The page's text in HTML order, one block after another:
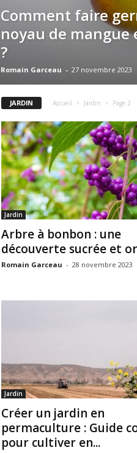
Comment faire
noyau de mangue
?
Romain Garceau - 27 novembre 2023
JARDIN Accueil Jardin Page 2
Jardin
Arbre à bonbon : une
découverte sucrée et
Romain Garceau - 28 novembre 2023
Jardin
Créer un jardin en
permaculture : Guide
pour cultiver en...